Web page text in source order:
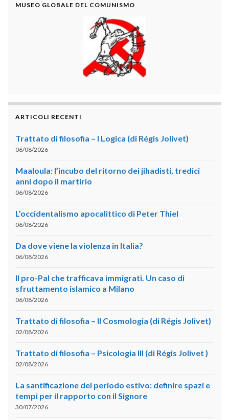
MUSEO GLOBALE DEL COMUNISMO
ARTICOLI RECENTI
Trattato di filosofia – I Logica (di Régis Jolivet)
06/08/2026
Maaloula: l’incubo del ritorno dei jihadisti, tredici
anni dopo il martirio
06/08/2026
L’occidentalismo apocalittico di Peter Thiel
06/08/2026
Da dove viene la violenza in Italia?
06/08/2026
Il pro-Pal che trafficava immigrati. Un caso di
sfruttamento islamico a Milano
06/08/2026
Trattato di filosofia – II Cosmologia (di Régis Jolivet)
02/08/2026
Trattato di filosofia – Psicologia III (di Régis Jolivet )
02/08/2026
La santificazione del periodo estivo: definire spazi e
tempi per il rapporto con il Signore
30/07/2026